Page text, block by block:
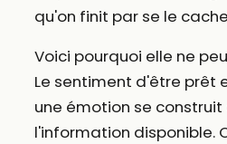
qu'on finit par se le
Voici pourquoi elle ne
Le sentiment d'être prêt
une émotion se
l'information disponible.